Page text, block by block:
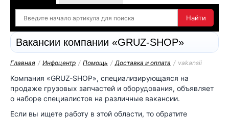
Вакансии компании «GRUZ-SHOP»
Главная / Инфоцентр / Помощь / Доставка и оплата / vakansii
Компания «GRUZ-SHOP», специализирующаяся на
продаже грузовых запчастей и оборудования, объявляет
о наборе специалистов на различные вакансии.
Если вы ищете работу в этой области, то обратите